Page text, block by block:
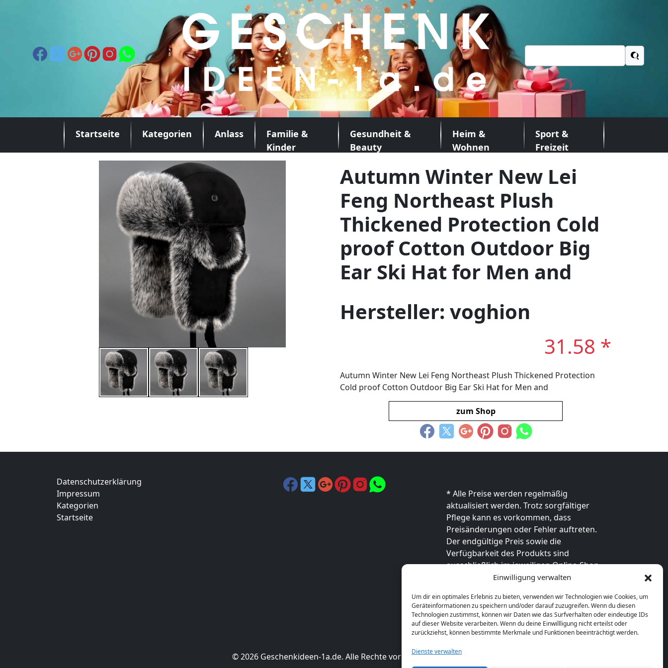
Einwilligung verwalten
Um dir ein optimales Erlebnis zu bieten, verwenden wir Technologien wie Cookies, um
Geräteinformationen zu speichern und/oder darauf zuzugreifen. Wenn du diesen
Technologien zustimmst, können wir Daten wie das Surfverhalten oder eindeutige IDs
auf dieser Website verarbeiten. Wenn du deine Einwillligung nicht erteilst oder
zurückziehst, können bestimmte Merkmale und Funktionen beeinträchtigt werden.
Dienste verwalten
nach:
Startseite Kategorien Anlass
Familie &
Kinder
Gesundheit &
Beauty
Heim &
Wohnen
Sport &
Freizeit
Autumn Winter New Lei
Feng Northeast Plush
Thickened Protection Cold
proof Cotton Outdoor Big
Ear Ski Hat for Men and
Hersteller: voghion
31.58 *
Autumn Winter New Lei Feng Northeast Plush Thickened Protection
Cold proof Cotton Outdoor Big Ear Ski Hat for Men and
zum Shop
Datenschutzerklärung
Impressum
Kategorien
Startseite
* Alle Preise werden regelmäßig
aktualisiert werden. Trotz sorgfältiger
Pflege kann es vorkommen, dass
Preisänderungen oder Fehler auftreten.
Der endgültige Preis sowie die
Verfügbarkeit des Produkts sind
ausschließlich im jeweiligen Online-Shop
des Anbieters verbindlich. Bitte
beim Händler.
© 2026 Geschenkideen-1a.de. Alle Rechte vorbehalten.